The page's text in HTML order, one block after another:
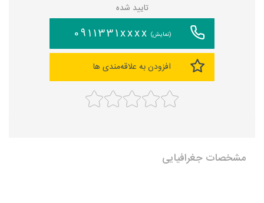
تایید شده
(نمایش) 0911331xxxx
افزودن به علاقه‌مندی ها
مشخصات جغرافیایی